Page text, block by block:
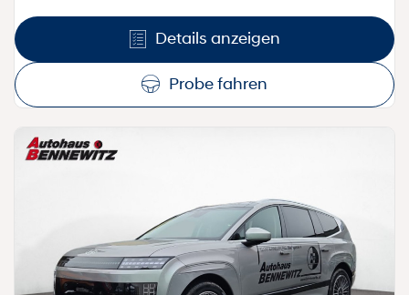
Details anzeigen
Probe fahren